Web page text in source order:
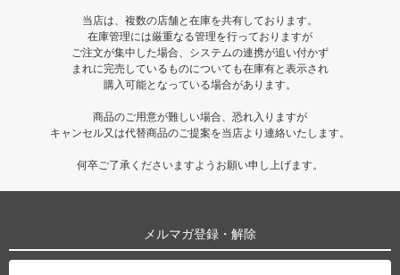
当店は、複数の店舗と在庫を共有しております。
在庫管理には厳重なる管理を行っておりますが
ご注文が集中した場合、システムの連携が追い付かず
まれに完売しているものについても在庫有と表示され
購入可能となっている場合があります。
商品のご用意が難しい場合、恐れ入りますが
キャンセル又は代替商品のご提案を当店より連絡いたします。
何卒ご了承くださいますようお願い申し上げます。
メルマガ登録・解除